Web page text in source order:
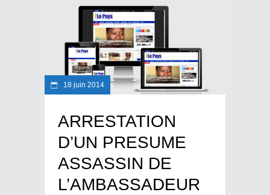
18 juin 2014
ARRESTATION
D’UN PRESUME
ASSASSIN DE
L’AMBASSADEUR